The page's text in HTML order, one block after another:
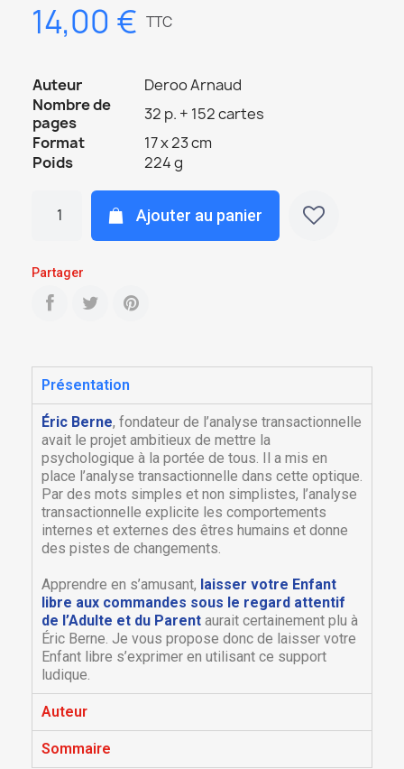
14,00 € TTC
Auteur
Deroo Arnaud
Nombre de
pages
32 p. + 152 cartes
Format
17 x 23 cm
Poids
224 g
Ajouter au panier
Partager
Présentation
Éric Berne, fondateur de l’analyse transactionnelle
avait le projet ambitieux de mettre la
psychologique à la portée de tous. Il a mis en
place l’analyse transactionnelle dans cette optique.
Par des mots simples et non simplistes, l’analyse
transactionnelle explicite les comportements
internes et externes des êtres humains et donne
des pistes de changements.
Apprendre en s’amusant, laisser votre Enfant
libre aux commandes sous le regard attentif
de l’Adulte et du Parent aurait certainement plu à
Éric Berne. Je vous propose donc de laisser votre
Enfant libre s’exprimer en utilisant ce support
ludique.
Auteur
Sommaire